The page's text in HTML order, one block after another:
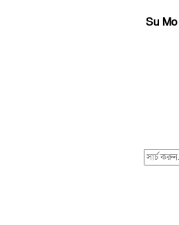
Su Mo
Search